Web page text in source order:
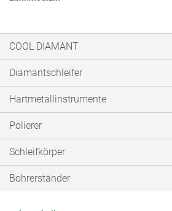
COOL DIAMANT
Diamantschleifer
Hartmetallinstrumente
Polierer
Schleifkörper
Bohrerständer